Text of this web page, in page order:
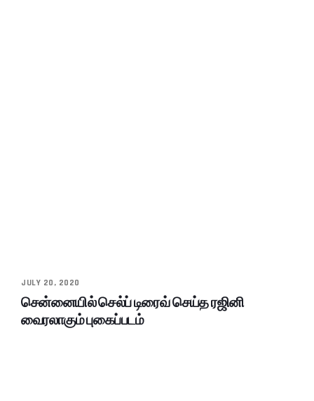
JULY 20, 2020
சென்னையில் செல்ப் டிரைவ் செய்த ரஜினி
வைரலாகும் புகைப்படம்